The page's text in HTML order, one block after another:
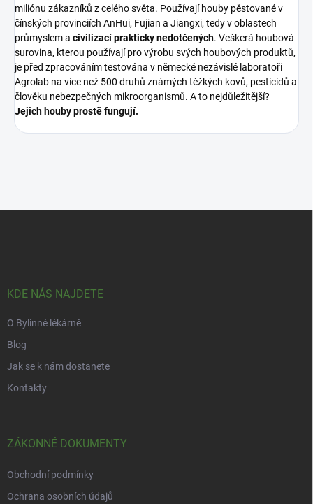
miliónu zákazníků z celého světa. Používají houby pěstované v
čínských provinciích AnHui, Fujian a Jiangxi, tedy v oblastech
průmyslem a civilizací prakticky nedotčených. Veškerá houbová
surovina, kterou používají pro výrobu svých houbových produktů,
je před zpracováním testována v německé nezávislé laboratoři
Agrolab na více než 500 druhů známých těžkých kovů, pesticidů a
člověku nebezpečných mikroorganismů. A to nejdůležitější?
Jejich houby prostě fungují.
KDE NÁS NAJDETE
O Bylinné lékárně
Blog
Jak se k nám dostanete
Kontakty
ZÁKONNÉ DOKUMENTY
Obchodní podmínky
Ochrana osobních údajů